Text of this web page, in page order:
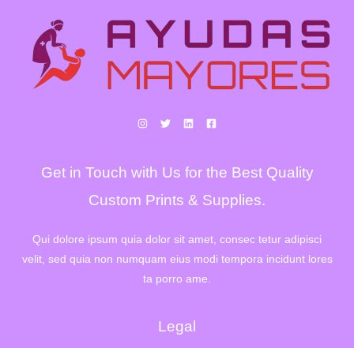
Get in Touch with Us for the Best Quality
Custom Prints & Supplies.
Qui dolore ipsum quia dolor sit amet, consec tetur adipisci
velit, sed quia non numquam eius modi tempora incidunt lores
ta porro ame.
Legal